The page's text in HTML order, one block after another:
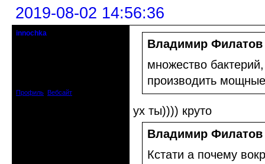
2019-08-02 14:56:36
innochka
Профиль Вебсайт
Владимир
множество
производить
ух ты)))) круто
Владимир
Кстати а почему